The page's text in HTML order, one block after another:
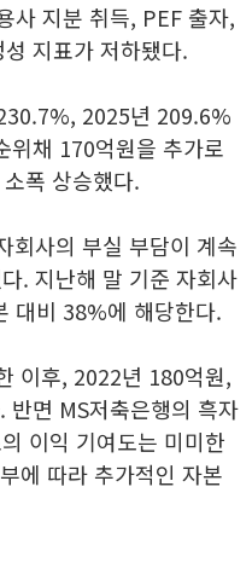
사 지분 취득, PEF 출자,
지표가 저하됐다.
2025년 209.6%
위채 170억원을 추가로
폭 상승했다.
회사의 부실 부담이 계속
. 지난해 말 기준 자회사
대비 38%에 해당한다.
이후, 2022년 180억원,
면 MS저축은행의 흑자
이익 기여도는 미미한
에 따라 추가적인 자본